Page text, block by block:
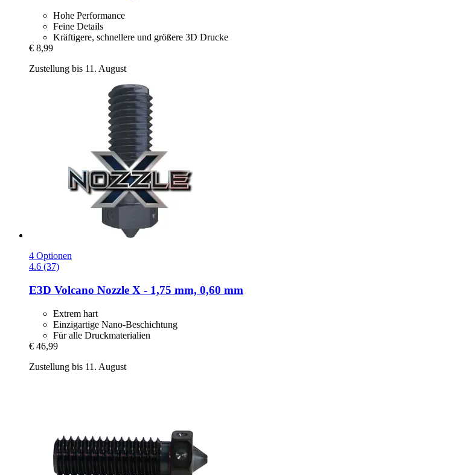
Hohe Performance
Feine Details
Kräftigere, schnellere und größere 3D Drucke
€ 8,99
Zustellung bis 11. August
4 Optionen
4.6 (37)
E3D Volcano Nozzle X -​ 1,75 mm, 0,60 mm
Extrem hart
Einzigartige Nano-Beschichtung
Für alle Druckmaterialien
€ 46,99
Zustellung bis 11. August